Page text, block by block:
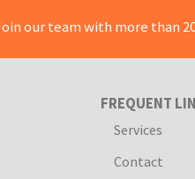
our team with more than
FREQUENT
Services
Contact